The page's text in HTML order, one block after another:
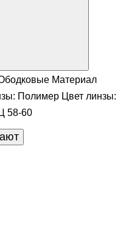
Материал
Полимер Цвет линзы:
58-60